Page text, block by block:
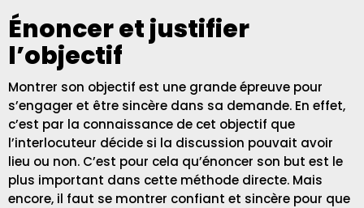
Énoncer et justifier
l’objectif
Montrer son objectif est une grande épreuve pour
s’engager et être sincère dans sa demande. En effet,
c’est par la connaissance de cet objectif que
l’interlocuteur décide si la discussion pouvait avoir
lieu ou non. C’est pour cela qu’énoncer son but est le
plus important dans cette méthode directe. Mais
encore, il faut se montrer confiant et sincère pour que